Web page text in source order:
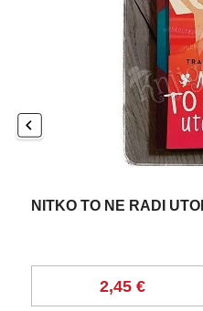
NITKO TO NE RADI
2,45 €